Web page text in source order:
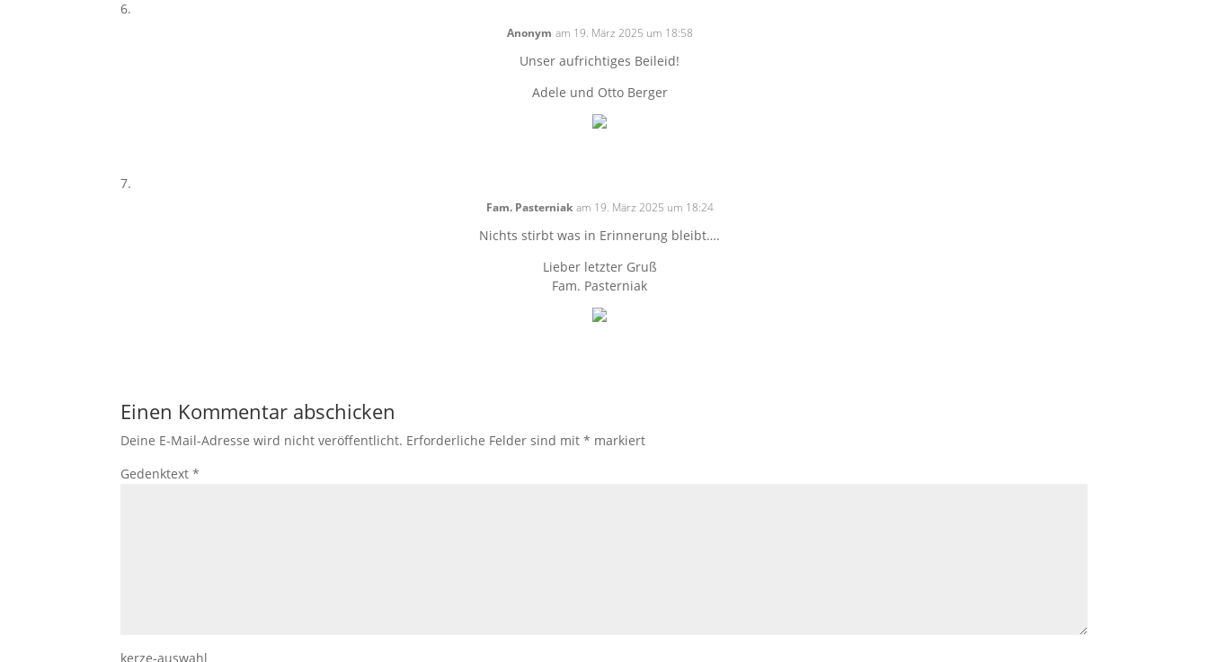
Anonym am 19. März 2025 um 18:58
Unser aufrichtiges Beileid!
Adele und Otto Berger
Fam. Pasterniak am 19. März 2025 um 18:24
Nichts stirbt was in Erinnerung bleibt….
Lieber letzter Gruß
Fam. Pasterniak
Einen Kommentar abschicken
Deine E-Mail-Adresse wird nicht veröffentlicht. Erforderliche Felder sind mit* markiert
Gedenktext*
kerze-auswahl